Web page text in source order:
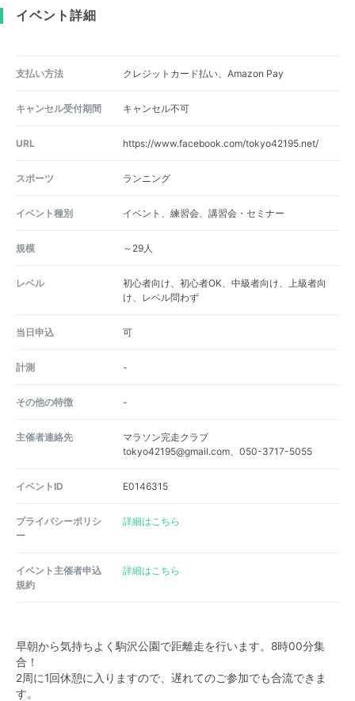
イベント詳細
支払い方法 クレジットカード払い、Amazon Pay
キャンセル受付期間 キャンセル不可
URL https://www.facebook.com/tokyo42195.net/
スポーツ ランニング
イベント種別 イベント、練習会、講習会・セミナー
規模 ～29人
レベル
初心者向け、初心者OK、中級者向け、上級者向
け、レベル問わず
当日申込 可
計測 -
その他の特徴 -
主催者連絡先
マラソン完走クラブ
tokyo42195@gmail.com、050-3717-5055
イベントID E0146315
プライバシーポリシ
ー
詳細はこちら
イベント主催者申込
規約
詳細はこちら
早朝から気持ちよく駒沢公園で距離走を行います。8時00分集
合！
2周に1回休憩に入りますので、遅れてのご参加でも合流できま
す。